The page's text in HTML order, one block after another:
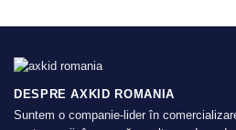
DESPRE AXKID ROMANIA
Suntem o companie-lider în